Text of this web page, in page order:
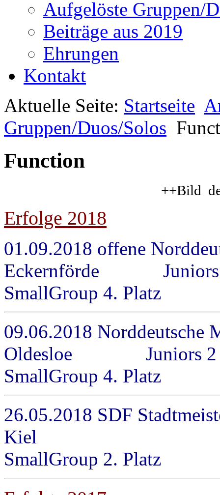
Aufgelöste Gruppen/
Beiträge aus 2019
Ehrungen
Kontakt
Aktuelle Seite: Startseite
Gruppen/Duos/Solos
Function
++Bild
Erfolge 2018
01.09.2018 offene
Eckernförde Juniors 2
SmallGroup 4. Platz
09.06.2018 Norddeutsche
Oldesloe Juniors 2 /
SmallGroup 4. Platz
26.05.2018 SDF
Kiel
SmallGroup 2. Platz